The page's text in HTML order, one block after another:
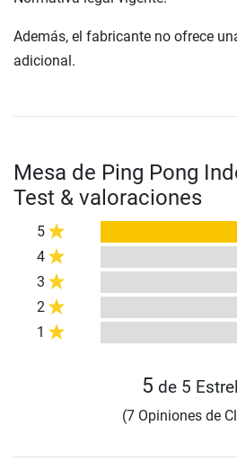
Además, el fabricante no ofrece
adicional.
Mesa de Ping Pong
Test & valoraciones
5
4
3
2
1
5 de 5
(7 Opiniones de